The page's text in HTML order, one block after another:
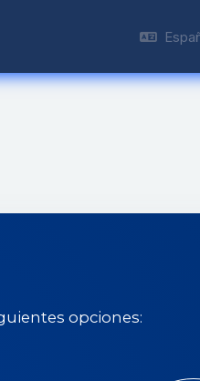
opciones: